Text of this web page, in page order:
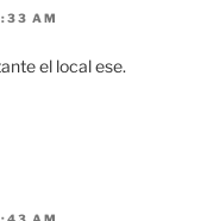
AM
el local ese.